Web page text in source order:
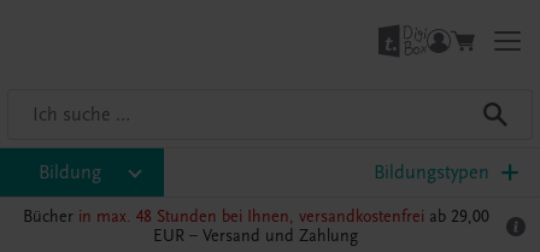
Bildung Bildungstypen
Bücher in max. 48 Stunden bei Ihnen, versandkostenfrei ab 29,00
EUR – Versand und Zahlung